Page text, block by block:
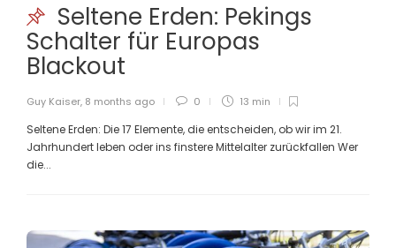
Seltene Erden: Pekings
Schalter für Europas
Blackout
Guy Kaiser, 8 months ago 0 13 min
Seltene Erden: Die 17 Elemente, die entscheiden, ob wir im 21.
Jahrhundert leben oder ins finstere Mittelalter zurückfallen Wer
die...